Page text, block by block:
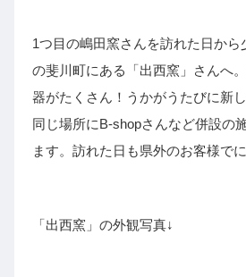
1つ目の嶋田窯さんを訪れた日か
の斐川町にある「出西窯」さんへ
器がたくさん！うかがうたびに新
同じ場所にB‐shopさんなど併設の
ます。訪れた日も県外のお客様で
「出西窯」の外観写真↓